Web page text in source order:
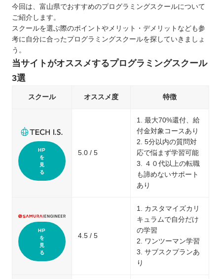
今回は、富山県でおすすめのプログラミングスクールについて
ご紹介します。
スクールを選ぶ際のポイントやメリット・デメリットなども参
考に自分に合ったプログラミングスクールを探していきましょ
う。
当サイトがオススメするプログラミングスクール
3選
スクール オススメ度 特徴
HP
を
見
る
5.0 / 5
1. 最大70%還付、給
付金対象コースあり
2. 5分以内の質問対
応で悩まず学習可能
3. ４０代以上の転職
も諦めないサポート
あり
HP
を
見
る
4.5 / 5
1. カスタマイズカリ
キュラムで自分だけ
の学習
2. ワンツーマン学習
3. サブスクプランあ
り